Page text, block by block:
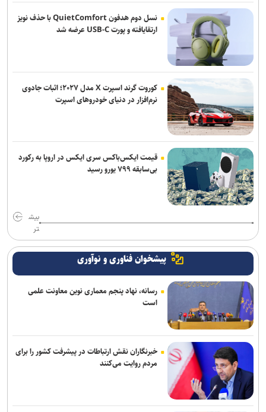
نسل دوم هدفون QuietComfort با حذف نویز
ارتقایافته و پورت USB-C عرضه شد
کوروت گرند اسپرت X مدل ۲۰۲۷؛ اثبات جادوی
نرم‌افزار در دنیای خودروهای اسپرت
قیمت ایکس‌باکس سری ایکس در اروپا به رکورد
بی‌سابقه ۷۹۹ یورو رسید
بیش
تر
پیشخوان فناوری و نوآوری
رسانه، نهاد پنجم معماری نوین معاونت علمی
است
خبرنگاران نقش ارتباطات در پیشرفت کشور را برای
مردم روایت می‌کنند